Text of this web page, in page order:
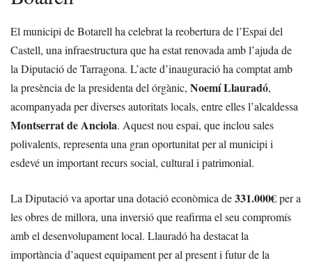
El municipi de Botarell ha celebrat la reobertura de l’Espai del
Castell, una infraestructura que ha estat renovada amb l’ajuda de
la Diputació de Tarragona. L’acte d’inauguració ha comptat amb
la presència de la presidenta del órgànic, Noemí Llauradó,
acompanyada per diverses autoritats locals, entre elles l’alcaldessa
Montserrat de Anciola. Aquest nou espai, que inclou sales
polivalents, representa una gran oportunitat per al municipi i
esdevé un important recurs social, cultural i patrimonial.
La Diputació va aportar una dotació econòmica de331.000€per a
les obres de millora, una inversió que reafirma el seu compromís
amb el desenvolupament local. Llauradó ha destacat la
importància d’aquest equipament per al present i futur de la